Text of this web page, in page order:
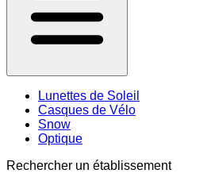
Lunettes de Soleil
Casques de Vélo
Snow
Optique
Rechercher un établissement